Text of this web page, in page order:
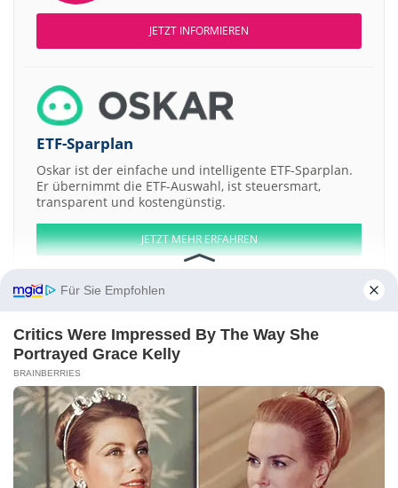
JETZT INFORMIEREN
ETF-Sparplan
Oskar ist der einfache und intelligente ETF-Sparplan.
Er übernimmt die ETF-Auswahl, ist steuersmart,
transparent und kostengünstig.
JETZT MEHR ERFAHREN
Aktien ATX DAX EuroStoxx 50 Dow Jones NASDAQ 100 Nikkei 225
S&P 500
Weitere Aktien:
Cardiome Pharma Hartmarx CLARCOR
Vineyard National Bancorp
Spectranetics
Kontakt-Impressum Werbung
Barrierefreiheit
Sitemap-Datenschutz-Disclaimer Privatsphäre-Einstellungen
Für Sie Empfohlen
Critics Were Impressed By The Way She
Portrayed Grace Kelly
BRAINBERRIES